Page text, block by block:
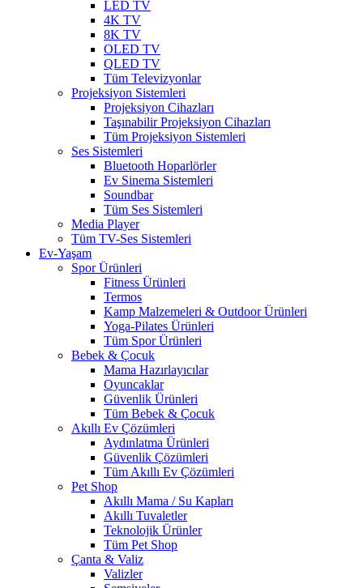
LED TV
4K TV
8K TV
OLED TV
QLED TV
Tüm Televizyonlar
Projeksiyon Sistemleri
Projeksiyon Cihazları
Taşınabilir Projeksiyon Cihazları
Tüm Projeksiyon Sistemleri
Ses Sistemleri
Bluetooth Hoparlörler
Ev Sinema Sistemleri
Soundbar
Tüm Ses Sistemleri
Media Player
Tüm TV-Ses Sistemleri
Ev-Yaşam
Spor Ürünleri
Fitness Ürünleri
Termos
Kamp Malzemeleri & Outdoor Ürünleri
Yoga-Pilates Ürünleri
Tüm Spor Ürünleri
Bebek & Çocuk
Mama Hazırlayıcılar
Oyuncaklar
Güvenlik Ürünleri
Tüm Bebek & Çocuk
Akıllı Ev Çözümleri
Aydınlatma Ürünleri
Güvenlik Çözümleri
Tüm Akıllı Ev Çözümleri
Pet Shop
Akıllı Mama / Su Kapları
Akıllı Tuvaletler
Teknolojik Ürünler
Tüm Pet Shop
Çanta & Valiz
Valizler